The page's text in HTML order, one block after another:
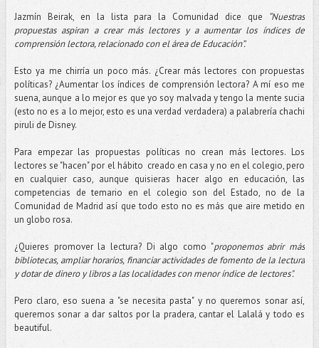
Jazmín Beirak, en la lista para la Comunidad dice que “Nuestras
propuestas aspiran a crear más lectores y a aumentar los índices de
comprensión lectora, relacionado con el área de Educación”.
Esto ya me chirría un poco más. ¿Crear más lectores con propuestas
políticas? ¿Aumentar los índices de comprensión lectora? A mí eso me
suena, aunque a lo mejor es que yo soy malvada y tengo la mente sucia
(esto no es a lo mejor, esto es una verdad verdadera) a palabrería chachi
piruli de Disney.
Para empezar las propuestas políticas no crean más lectores. Los
lectores se "hacen" por el hábito creado en casa y no en el colegio, pero
en cualquier caso, aunque quisieras hacer algo en educación, las
competencias de temario en el colegio son del Estado, no de la
Comunidad de Madrid así que todo esto no es más que aire metido en
un globo rosa.
¿Quieres promover la lectura? Di algo como "proponemos abrir más
bibliotecas, ampliar horarios, financiar actividades de fomento de la lectura
y dotar de dinero y libros a las localidades con menor índice de lectores".
Pero claro, eso suena a "se necesita pasta" y no queremos sonar así,
queremos sonar a dar saltos por la pradera, cantar el Lalalá y todo es
beautiful.